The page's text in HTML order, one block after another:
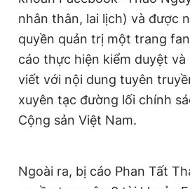
nhân thân, lai lịch) và được
quyền quản trị một trang
cáo thực hiện kiểm duyệt và
viết với nội dung tuyên
xuyên tạc đường lối chính
Cộng sản Việt Nam.
Ngoài ra, bị cáo Phan Tất